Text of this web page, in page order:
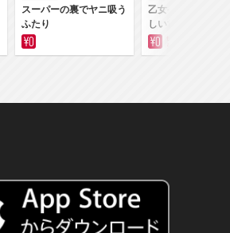
スーパーの裏でヤニ吸う
ふたり
乙女ゲー世界はモ
しい世界です